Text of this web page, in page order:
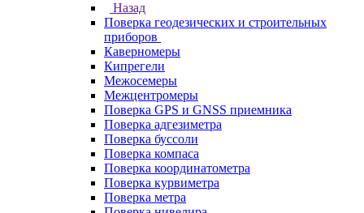
Назад
Поверка геодезических и строительных
приборов
Каверномеры
Кипрегели
Межосемеры
Межцентромеры
Поверка GPS и GNSS приемника
Поверка адгезиметра
Поверка буссоли
Поверка компаса
Поверка координатометра
Поверка курвиметра
Поверка метра